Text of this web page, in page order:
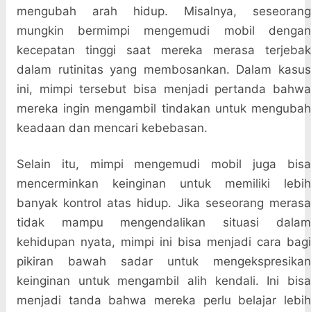
mengubah arah hidup. Misalnya, seseorang
mungkin bermimpi mengemudi mobil dengan
kecepatan tinggi saat mereka merasa terjebak
dalam rutinitas yang membosankan. Dalam kasus
ini, mimpi tersebut bisa menjadi pertanda bahwa
mereka ingin mengambil tindakan untuk mengubah
keadaan dan mencari kebebasan.
Selain itu, mimpi mengemudi mobil juga bisa
mencerminkan keinginan untuk memiliki lebih
banyak kontrol atas hidup. Jika seseorang merasa
tidak mampu mengendalikan situasi dalam
kehidupan nyata, mimpi ini bisa menjadi cara bagi
pikiran bawah sadar untuk mengekspresikan
keinginan untuk mengambil alih kendali. Ini bisa
menjadi tanda bahwa mereka perlu belajar lebih